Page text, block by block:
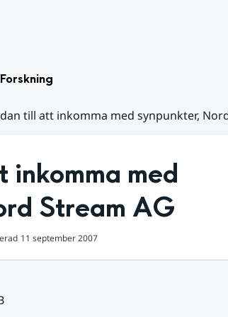
Forskning
till att inkomma med synpunkter,
med
Stream AG
11 september 2007